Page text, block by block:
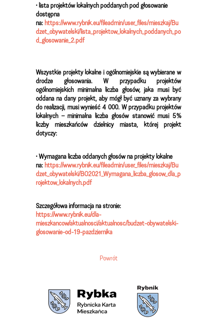
• lista projektów lokalnych poddanych pod głosowanie
dostępna
na: https://www.rybnik.eu/fileadmin/user_files/mieszkaj/Bu
dzet_obywatelski/lista_projektow_lokalnych_poddanych_po
d_glosowanie_2.pdf
Wszystkie projekty lokalne i ogólnomiejskie są wybierane w
drodze głosowania. W przypadku projektów
ogólnomiejskich minimalna liczba głosów, jaka musi być
oddana na dany projekt, aby mógł być uznany za wybrany
do realizacji, musi wynieść 4 000. W przypadku projektów
lokalnych – minimalna liczba głosów stanowić musi 5%
liczby mieszkańców dzielnicy miasta, której projekt
dotyczy:
• Wymagana liczba oddanych głosów na projekty lokalne
na: https://www.rybnik.eu/fileadmin/user_files/mieszkaj/Bu
dzet_obywatelski/BO2021_Wymagana_liczba_glosow_dla_p
rojektow_lokalnych.pdf
Szczegółowa informacja na stronie:
https://www.rybnik.eu/dla-
mieszkancow/aktualnosci/aktualnosc/budzet-obywatelski-
glosowanie-od-19-pazdziernika
Powrót